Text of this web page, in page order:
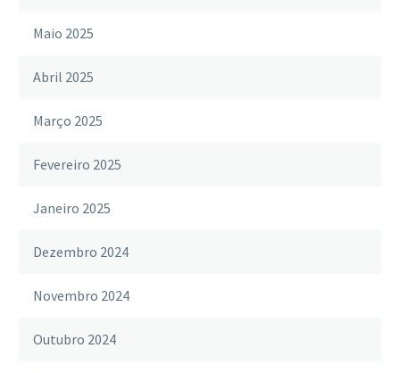
Maio 2025
Abril 2025
Março 2025
Fevereiro 2025
Janeiro 2025
Dezembro 2024
Novembro 2024
Outubro 2024